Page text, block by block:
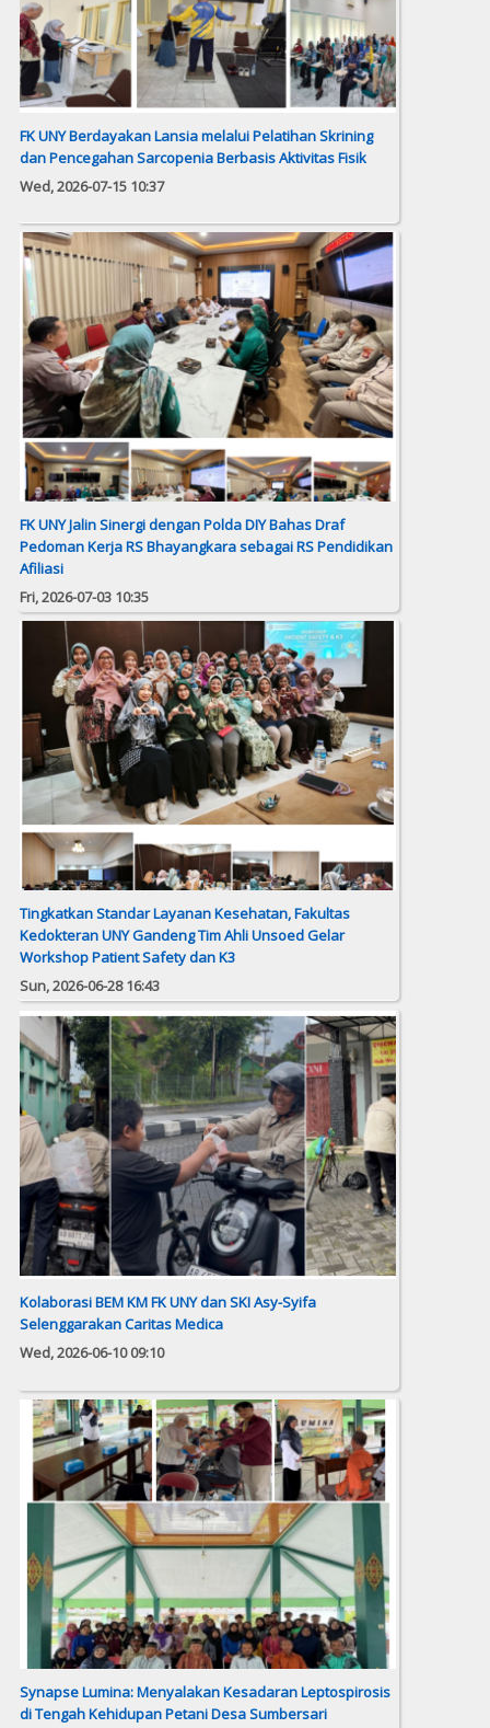
FK UNY Berdayakan Lansia melalui Pelatihan Skrining
dan Pencegahan Sarcopenia Berbasis Aktivitas Fisik
Wed, 2026-07-15 10:37
FK UNY Jalin Sinergi dengan Polda DIY Bahas Draf
Pedoman Kerja RS Bhayangkara sebagai RS Pendidikan
Afiliasi
Fri, 2026-07-03 10:35
Tingkatkan Standar Layanan Kesehatan, Fakultas
Kedokteran UNY Gandeng Tim Ahli Unsoed Gelar
Workshop Patient Safety dan K3
Sun, 2026-06-28 16:43
Kolaborasi BEM KM FK UNY dan SKI Asy-Syifa
Selenggarakan Caritas Medica
Wed, 2026-06-10 09:10
Synapse Lumina: Menyalakan Kesadaran Leptospirosis
di Tengah Kehidupan Petani Desa Sumbersari